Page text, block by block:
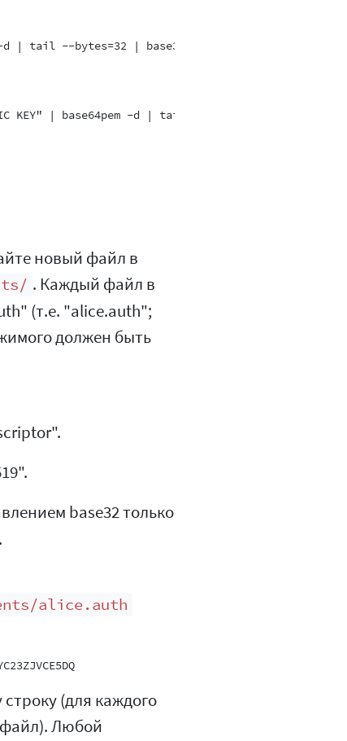
новый файл в
. Каждый файл в
(т.е. "alice.auth";
должен быть
base32 только
alice.auth
descriptor:x25519:N2NU7BSRL6YODZCYPN4CREB54TYLKGIE2KYOQWLFYC23ZJVCE5DQ
(для каждого
файл). Любой